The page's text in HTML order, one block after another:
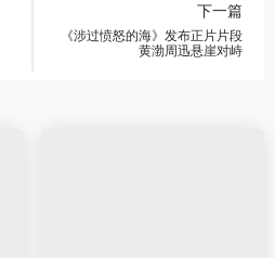
下一篇
《涉过愤怒的海》发布正片片段
黄渤周迅悬崖对峙